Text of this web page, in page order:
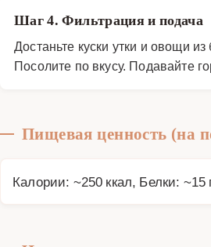
Шаг 4. Фильтрация и подача
Достаньте куски утки и овощи
Посолите по вкусу. Подавайте
Пищевая ценность (на
Калории: ~250 ккал, Белки: